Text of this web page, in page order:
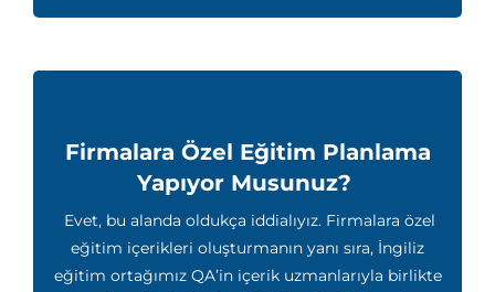
Firmalara Özel Eğitim Planlama
Yapıyor Musunuz?
Evet, bu alanda oldukça iddialıyız. Firmalara özel
eğitim içerikleri oluşturmanın yanı sıra, İngiliz
eğitim ortağımız QA’in içerik uzmanlarıyla birlikte